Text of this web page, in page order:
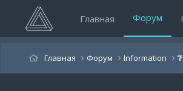
Главная Форум
Главная Форум Information